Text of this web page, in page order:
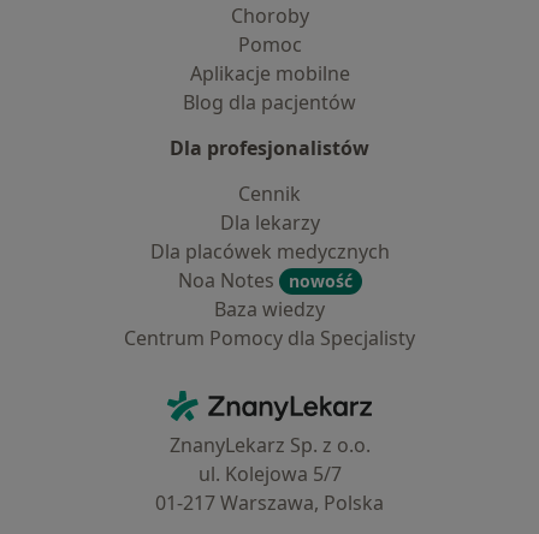
Choroby
Pomoc
Aplikacje mobilne
Blog dla pacjentów
Dla profesjonalistów
Cennik
Dla lekarzy
Dla placówek medycznych
Noa Notes
nowość
Baza wiedzy
Centrum Pomocy dla Specjalisty
ZnanyLekarz - Strona główna
ZnanyLekarz Sp. z o.o.
ul. Kolejowa 5/7
01-217 Warszawa, Polska